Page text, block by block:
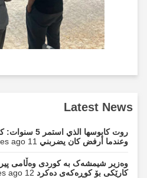
Latest News
روت كابوسها الذي
وعندما أرفض كان يضربني11 minutes ago...
وەزیر شیمشەک بە کوردی وەڵامی
کارێکی بۆ کوڕەکەی دەکرد12 minutes ago...